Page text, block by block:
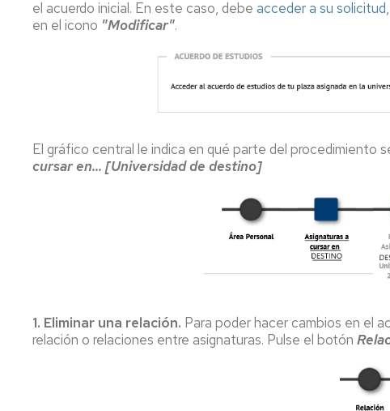
años
universidad
o
line
y
Transferencia
créditos
Solicitudes
y
de
Solicitudes
formularios
el acuerdo inicial. En este caso, debe acceder a su solicitud
en el icono "Modificar".
El gráfico central le indica en qué parte del procedimiento
cursar en... [Universidad de destino]
1. Eliminar una relación. Para poder hacer cambios en el
relación o relaciones entre asignaturas. Pulse el botón